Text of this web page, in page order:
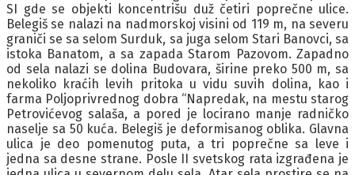
SI gde se objekti koncentrišu duž četiri poprečne ulice.
Belegiš se nalazi na nadmorskoj visini od 119 m, na severu
graniči se sa selom Surduk, sa juga selom Stari Banovci, sa
istoka Banatom, a sa zapada Starom Pazovom. Zapadno
od sela nalazi se dolina Budovara, širine preko 500 m, sa
nekoliko kraćih levih pritoka u vidu suvih dolina, kao i
farma Poljoprivrednog dobra “Napredak, na mestu starog
Petrovićevog salaša, a pored je locirano manje radničko
naselje sa 50 kuća. Belegiš je deformisanog oblika. Glavna
ulica je deo pomenutog puta, a tri poprečne sa leve i
jedna sa desne strane. Posle II svetskog rata izgrađena je